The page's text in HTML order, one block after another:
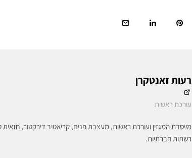
רעות זאנטקרן
עורכת ראשית
מייסדת המגזין ועורכת ראשית, מעצבת פנים, קריאטיב דירקטור, חזאית
רשתות חברתיות.